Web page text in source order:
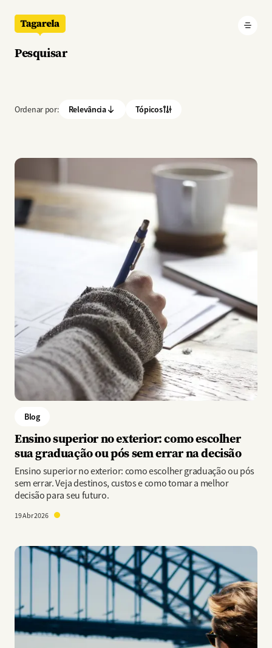
Pesquisar
Ordenar por: Relevância Tópicos
Imagem
Blog
Ensino superior no exterior: como escolher
sua graduação ou pós sem errar na decisão
Ensino superior no exterior: como escolher graduação ou pós
sem errar. Veja destinos, custos e como tomar a melhor
decisão para seu futuro.
19 Abr 2026
Imagem